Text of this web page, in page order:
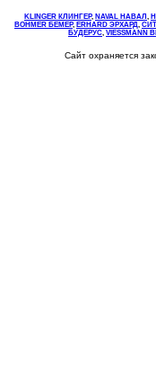
KLINGER КЛИНГЕР, NAVAL НАВАЛ ,
BOHMER БЕМЕР, ERHARD ЭРХАРД,
БУДЕРУС, VIESSMANN
Сайт охраняется